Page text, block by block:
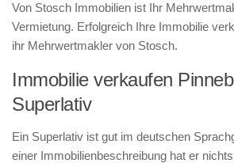
Von Stosch Immobilien ist Ihr
Vermietung. Erfolgreich Ihre Immobilie
ihr Mehrwertmakler von Stosch.
Immobilie verkaufen
Superlativ
Ein Superlativ ist gut im deutschen
einer Immobilienbeschreibung hat er